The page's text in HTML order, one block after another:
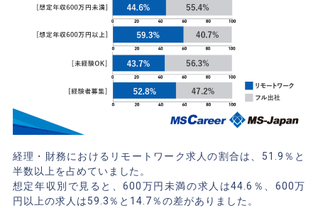
経理・財務におけるリモートワーク求人の割合は、51.9％と
半数以上を占めていました。
想定年収別で見ると、600万円未満の求人は44.6％、600万
円以上の求人は59.3％と14.7％の差がありました。